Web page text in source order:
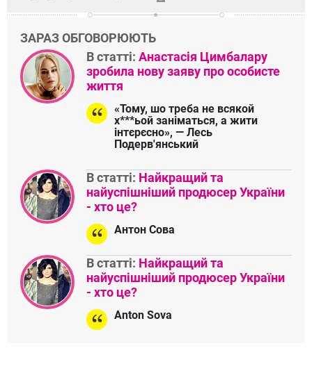
ЗАРАЗ ОБГОВОРЮЮТЬ
В статті: Анастасія Цимбалару
зробила нову заяву про особисте
життя
«Тому, шо треба не всякой
х***ьой заніматься, а жити
інтєрєсно», — Лесь
Подерв'янський
В статті: Найкращий та
найуспішніший продюсер України
- хто це?
Антон Сова
В статті: Найкращий та
найуспішніший продюсер України
- хто це?
Anton Sova